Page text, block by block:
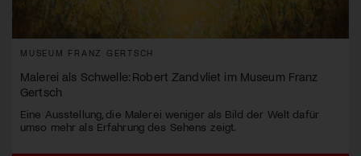
MUSEUM FRANZ GERTSCH
Malerei als Schwelle: Robert Zandvliet im Museum Franz
Gertsch
Eine Ausstellung, die Malerei weniger als Bild der Welt dafür
umso mehr als Erfahrung des Sehens zeigt.